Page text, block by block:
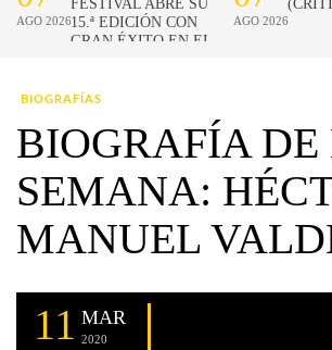
BIOGRAFÍAS
BIOGRAFÍA DE
SEMANA:
MANUEL
11 MAR
2020